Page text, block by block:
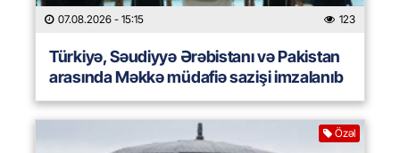
07.08.2026 - 15:15 123
Türkiyə, Səudiyyə Ərəbistanı və Pakistan
arasında Məkkə müdafiə sazişi imzalanıb
Özəl